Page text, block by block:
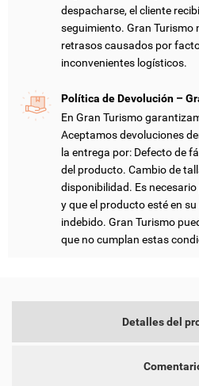
despacharse, el cliente
seguimiento. Gran Turismo
retrasos causados por
inconvenientes logísticos.
Política de Devolución –
En Gran Turismo
Aceptamos devoluciones
la entrega por: Defecto de
del producto. Cambio de
disponibilidad. Es
y que el producto esté en
indebido. Gran Turismo
que no cumplan estas
Detalles del
MI LISTA DE DESEOS
add_circle_outline
CREAR LISTA DE
NOMBRE DE LA LISTA DE DESEOS
CANCELAR
INICIAR SESIÓN
DEBE INICIAR SESIÓN PARA
LISTA DE DESEOS.
CANCELAR